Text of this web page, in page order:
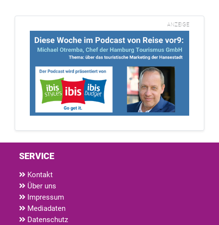
ANZEIGE
SERVICE
Kontakt
Über uns
Impressum
Mediadaten
Datenschutz